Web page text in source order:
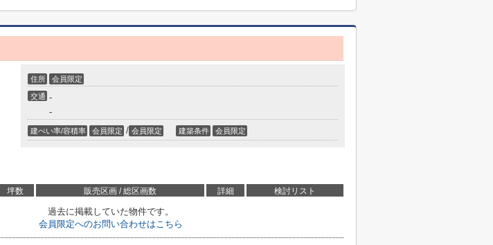
住所 会員限定
交通 -
-
建ぺい率/容積率 会員限定 / 会員限定 建築条件 会員限定
坪数 販売区画 / 総区画数 詳細 検討リスト
過去に掲載していた物件です。
会員限定へのお問い合わせはこちら